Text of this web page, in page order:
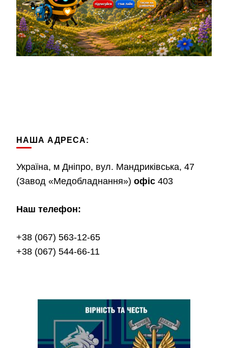
НАША АДРЕСА:
Україна, м Дніпро, вул. Мандриківська, 47
(Завод «Медобладнання») офіс 403
Наш телефон:
+38 (067) 563-12-65
+38 (067) 544-66-11